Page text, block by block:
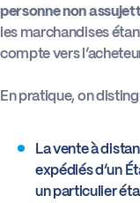
Facturation
Actus
personne non
les marchandises
compte vers
En pratique, on
La vente à
expédiés d’un
un particulier